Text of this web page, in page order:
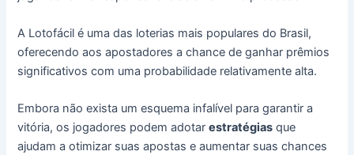
A Lotofácil é uma das loterias mais populares do Brasil,
oferecendo aos apostadores a chance de ganhar prêmios
significativos com uma probabilidade relativamente alta.
Embora não exista um esquema infalível para garantir a
vitória, os jogadores podem adotarestratégias que
ajudam a otimizar suas apostas e aumentar suas chances